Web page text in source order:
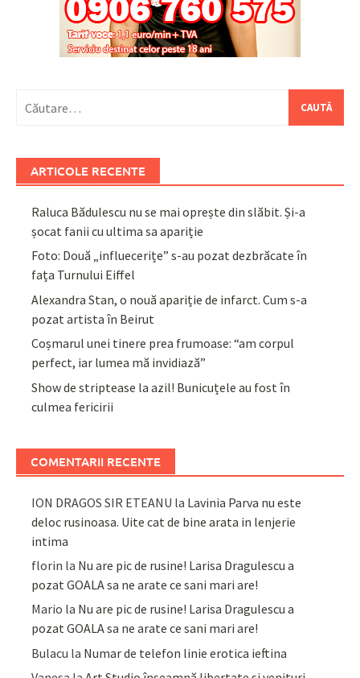
după:
ARTICOLE RECENTE
Raluca Bădulescu nu se mai oprește din slăbit. Și-a
șocat fanii cu ultima sa apariție
Foto: Două „influecerițe” s-au pozat dezbrăcate în
fața Turnului Eiffel
Alexandra Stan, o nouă apariție de infarct. Cum s-a
pozat artista în Beirut
Coșmarul unei tinere prea frumoase: “am corpul
perfect, iar lumea mă invidiază”
Show de striptease la azil! Bunicuțele au fost în
culmea fericirii
COMENTARII RECENTE
ION DRAGOS SIR ETEANU la Lavinia Parva nu este
deloc rusinoasa. Uite cat de bine arata in lenjerie
intima
florin la Nu are pic de rusine! Larisa Dragulescu a
pozat GOALA sa ne arate ce sani mari are!
Mario la Nu are pic de rusine! Larisa Dragulescu a
pozat GOALA sa ne arate ce sani mari are!
Bulacu la Numar de telefon linie erotica ieftina